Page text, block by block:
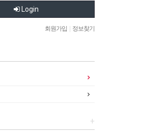
Login
회원가입 정보찾기
+